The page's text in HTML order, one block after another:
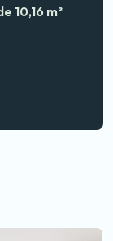
10,16 m²